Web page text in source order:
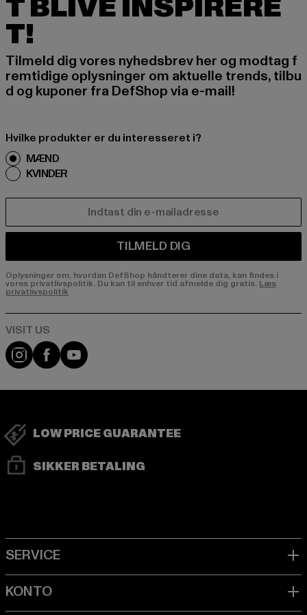
T BLIVE INSPIRERE
T!
Tilmeld dig vores nyhedsbrev her og modtag f
remtidige oplysninger om aktuelle trends, tilbu
d og kuponer fra DefShop via e-mail!
Hvilke produkter er du interesseret i?
MÆND
KVINDER
TILMELD DIG
Oplysninger om, hvordan DefShop håndterer dine data, kan findes i
vores privatlivspolitik. Du kan til enhver tid afmelde dig gratis. Læs
privatlivspolitik
Visit our Instagram page:
Visit our Facebook page:
Visit our YouTube channel:
LOW PRICE GUARANTEE
SIKKER BETALING